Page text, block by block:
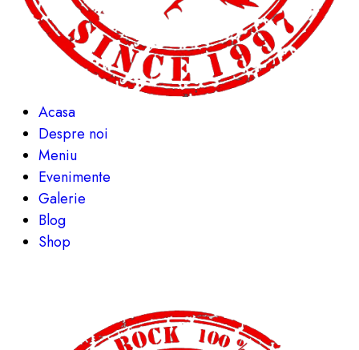
Acasa
Despre noi
Meniu
Evenimente
Galerie
Blog
Shop